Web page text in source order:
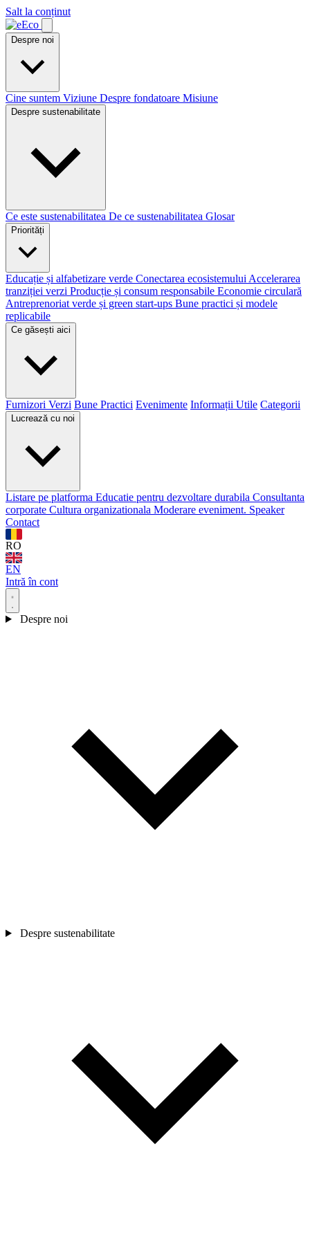
Salt la conținut
Despre noi
Cine suntem Viziune Despre fondatoare Misiune
Despre sustenabilitate
Ce este sustenabilitatea De ce sustenabilitatea Glosar
Priorități
Educație și alfabetizare verde Conectarea ecosistemului Accelerarea
tranziției verzi Producție și consum responsabile Economie circulară
Antreprenoriat verde și green start-ups Bune practici și modele
replicabile
Ce găsești aici
Furnizori Verzi Bune Practici Evenimente Informații Utile Categorii
Lucrează cu noi
Listare pe platforma Educatie pentru dezvoltare durabila Consultanta
corporate Cultura organizationala Moderare eveniment. Speaker
Contact
RO
EN
Intră în cont
Despre noi
Despre sustenabilitate